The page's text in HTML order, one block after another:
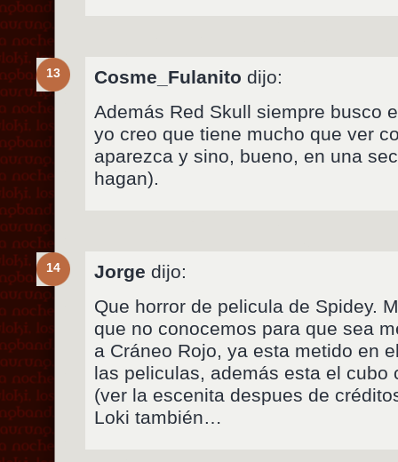
13 Cosme_Fulanito dijo:
Además Red Skull siempre busco
yo creo que tiene mucho que ver
aparezca y sino, bueno, en una
hagan).
14 Jorge dijo:
Que horror de pelicula de Spidey.
que no conocemos para que sea
a Cráneo Rojo, ya esta metido en
las peliculas, además esta el cubo
(ver la escenita despues de
Loki también…